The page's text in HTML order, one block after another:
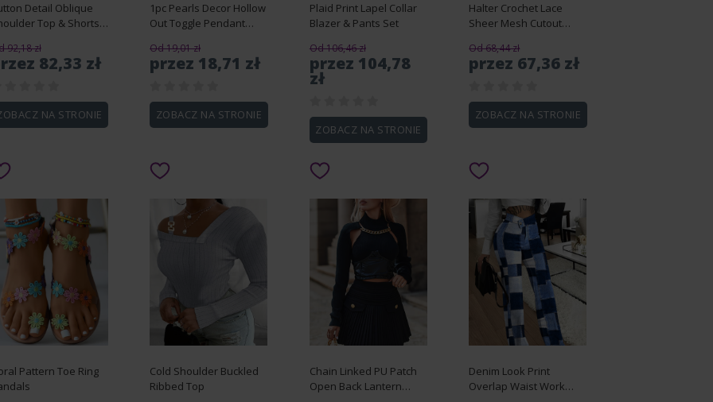
Detail Oblique
Top & Shorts
92,18 zł
82,33 zł
NA STRONIE
1pc Pearls Decor Hollow
Out Toggle Pendant
Od 19,01 zł
przez 18,71 zł
ZOBACZ NA STRONIE
Plaid Print Lapel Collar
Blazer & Pants Set
Od 106,46 zł
przez 104,78
zł
ZOBACZ NA STRONIE
Halter Crochet Lace
Sheer Mesh Cutout
Od 68,44 zł
przez 67,36 zł
ZOBACZ NA STRONIE
Pattern Toe Ring
Cold Shoulder Buckled
Ribbed Top
Chain Linked PU Patch
Open Back Lantern
Denim Look Print
Overlap Waist Work